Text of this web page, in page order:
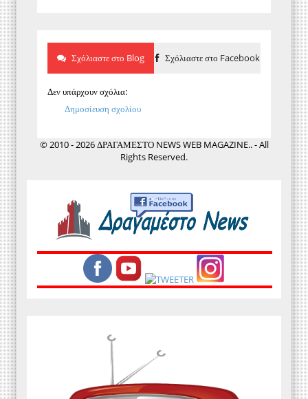
Σχόλιαστε στο Blog Σχόλιαστε στο Facebook
Δεν υπάρχουν σχόλια:
Δημοσίευση σχολίου
© 2010 - 2026 ΔΡΑΓΑΜΕΣΤΟ NEWS WEB MAGAZINE.. - All
Rights Reserved.